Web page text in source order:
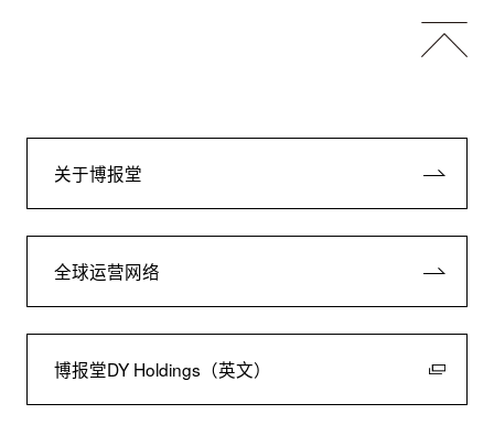
关于博报堂
全球运营网络
博报堂DY Holdings（英文）